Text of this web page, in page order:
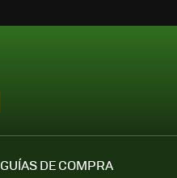
GUÍAS DE COMPRA